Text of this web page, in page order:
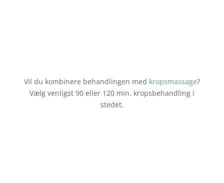
Vil du kombinere behandlingen med kropsmassage?
Vælg venligst 90 eller 120 min. kropsbehandling i
stedet.